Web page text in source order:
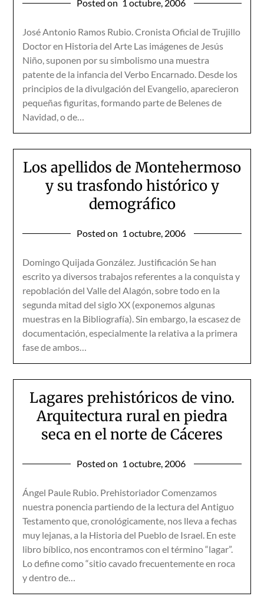
Posted on 1 octubre, 2006
José Antonio Ramos Rubio. Cronista Oficial de Trujillo
Doctor en Historia del Arte Las imágenes de Jesús
Niño, suponen por su simbolismo una muestra
patente de la infancia del Verbo Encarnado. Desde los
principios de la divulgación del Evangelio, aparecieron
pequeñas figuritas, formando parte de Belenes de
Navidad, o de…
Los apellidos de Montehermoso
y su trasfondo histórico y
demográfico
Posted on 1 octubre, 2006
Domingo Quijada González. Justificación Se han
escrito ya diversos trabajos referentes a la conquista y
repoblación del Valle del Alagón, sobre todo en la
segunda mitad del siglo XX (exponemos algunas
muestras en la Bibliografía). Sin embargo, la escasez de
documentación, especialmente la relativa a la primera
fase de ambos…
Lagares prehistóricos de vino.
Arquitectura rural en piedra
seca en el norte de Cáceres
Posted on 1 octubre, 2006
Ángel Paule Rubio. Prehistoriador Comenzamos
nuestra ponencia partiendo de la lectura del Antiguo
Testamento que, cronológicamente, nos lleva a fechas
muy lejanas, a la Historia del Pueblo de Israel. En este
libro bíblico, nos encontramos con el término “lagar”.
Lo define como “sitio cavado frecuentemente en roca
y dentro de…